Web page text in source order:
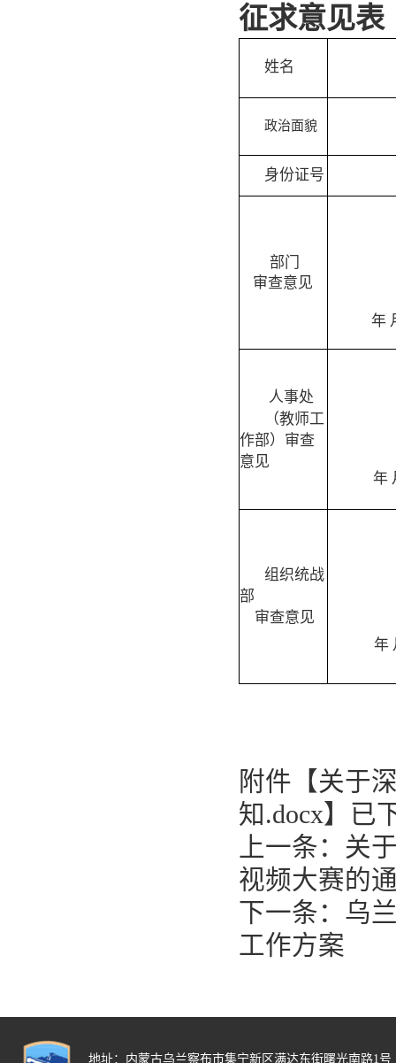
征求意见表
姓名
政治面貌
身份证号
部门
审查意见
年
人事处
（教师工
作部） 审查
意见
年
组织统战
部
审查意见
年
附件【关于
知.docx】已
上一条： 关
视频大赛的
下一条： 乌
工作方案
地址：内蒙古乌兰察布市集宁新区满达东街曙光南路1